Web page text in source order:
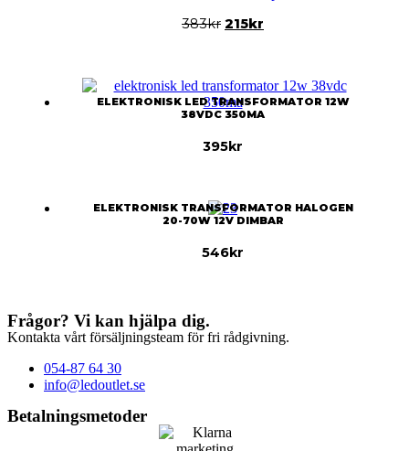
383kr Det
383kr.
215kr
215kr.
ELEKTRONISK LED TRANSFORMATOR 12W
38VDC 350MA
395kr
ELEKTRONISK TRANSFORMATOR HALOGEN
20-70W 12V DIMBAR
546kr
Frågor? Vi kan hjälpa dig.
Kontakta vårt försäljningsteam för fri rådgivning.
054-87 64 30
info@ledoutlet.se
Betalningsmetoder